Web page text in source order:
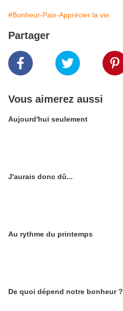
#Bonheur-Paix-Apprécier la vie
Partager
Vous aimerez aussi
Aujourd'hui seulement
J'aurais donc dû...
Au rythme du printemps
De quoi dépend notre bonheur ?